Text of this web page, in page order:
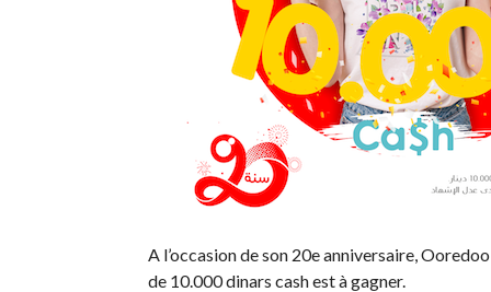
A l’occasion de son 20e anniversaire,
de 10.000 dinars cash est à gagner.